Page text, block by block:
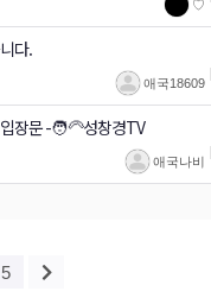
♡
다.
애국18609
장문 -🧑‍🦳성창경TV
애국나비
5